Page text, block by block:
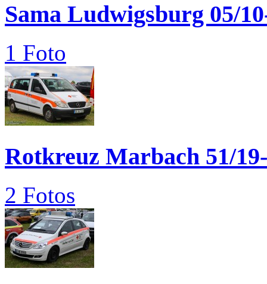
Sama Ludwigsburg 05/
1 Foto
Rotkreuz Marbach 51/
2 Fotos